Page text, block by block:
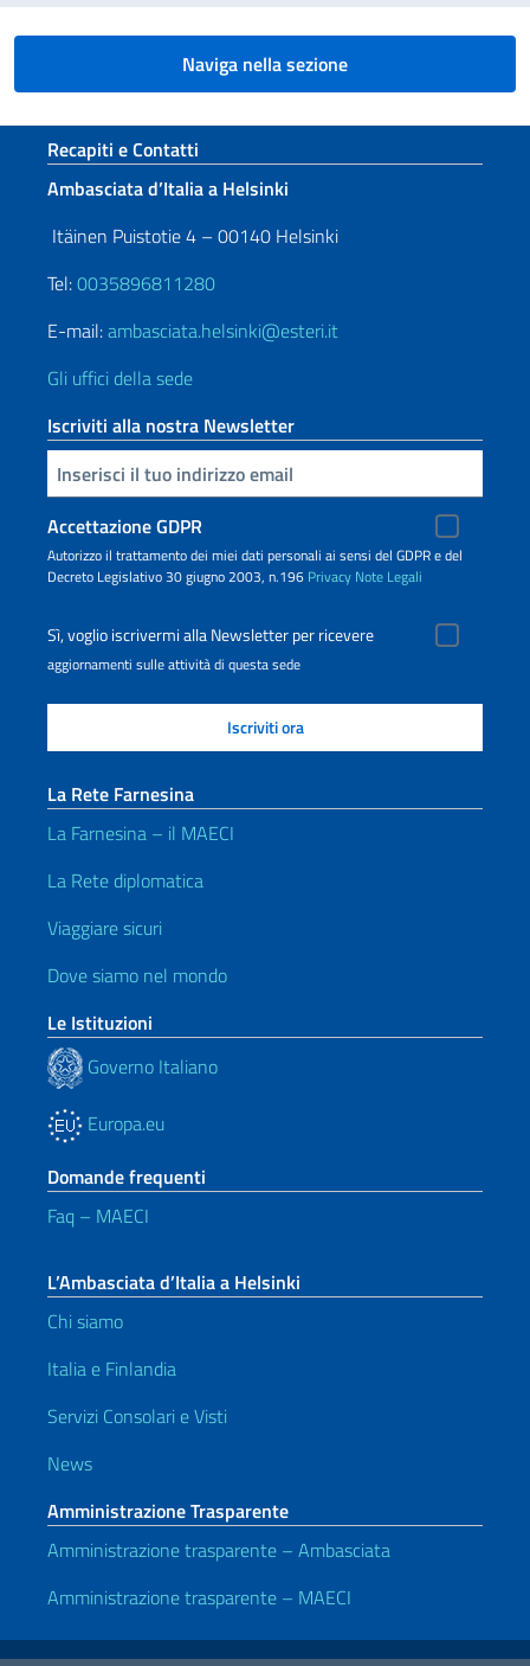
Naviga nella sezione
Sezione footer
Recapiti e Contatti
Ambasciata d’Italia a Helsinki
Itäinen Puistotie 4 – 00140 Helsinki
Tel:0035896811280
E-mail:ambasciata.helsinki@esteri.it
Gli uffici della sede
Iscriviti alla nostra Newsletter
Inserisci la tua email
Accettazione GDPR
Autorizzo il trattamento dei miei dati personali ai sensi del GDPR e del
Decreto Legislativo 30 giugno 2003, n.196 Privacy Note Legali
Sì, voglio iscrivermi alla Newsletter per ricevere
aggiornamenti sulle attività di questa sede
La Rete Farnesina
La Farnesina – il MAECI
La Rete diplomatica
Viaggiare sicuri
Dove siamo nel mondo
Le Istituzioni
Governo Italiano
Europa.eu
Domande frequenti
Faq – MAECI
L’Ambasciata d’Italia a Helsinki
Chi siamo
Italia e Finlandia
Servizi Consolari e Visti
News
Amministrazione Trasparente
Amministrazione trasparente – Ambasciata
Amministrazione trasparente – MAECI